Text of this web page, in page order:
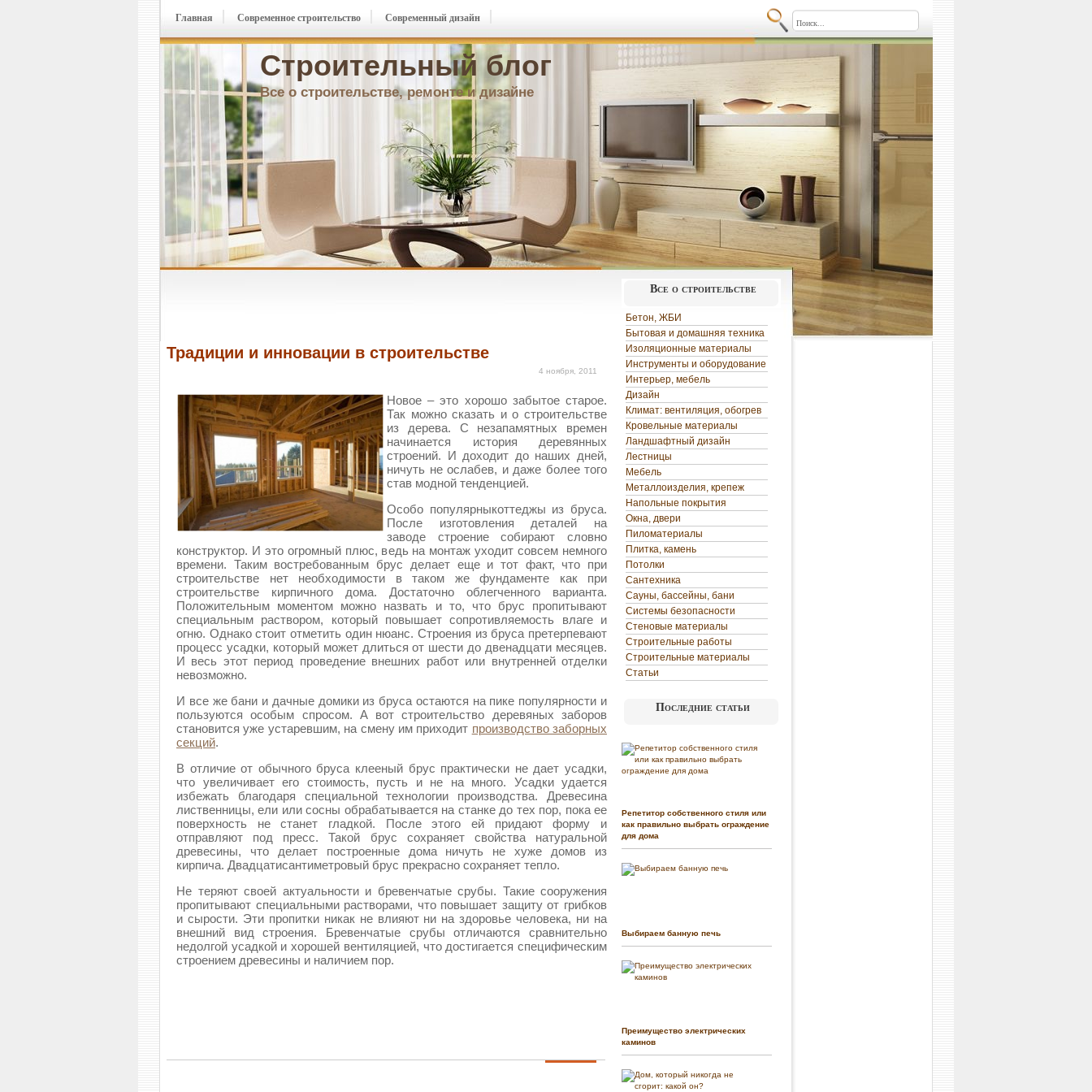
Строительный блог
Все о строительстве, ремонте и дизайне
Главная Современное строительство Современный дизайн
Традиции и инновации в строительстве
4 ноября, 2011
Новое – это хорошо забытое старое.
Так можно сказать и о строительстве
из дерева. С незапамятных времен
начинается история деревянных
строений. И доходит до наших дней,
ничуть не ослабев, и даже более того
став модной тенденцией.
Особо популярныкоттеджы из бруса.
После изготовления деталей на
заводе строение собирают словно
конструктор. И это огромный плюс, ведь на монтаж уходит совсем немного
времени. Таким востребованным брус делает еще и тот факт, что при
строительстве нет необходимости в таком же фундаменте как при
строительстве кирпичного дома. Достаточно облегченного варианта.
Положительным моментом можно назвать и то, что брус пропитывают
специальным раствором, который повышает сопротивляемость влаге и
огню. Однако стоит отметить один нюанс. Строения из бруса претерпевают
процесс усадки, который может длиться от шести до двенадцати месяцев.
И весь этот период проведение внешних работ или внутренней отделки
невозможно.
И все же бани и дачные домики из бруса остаются на пике популярности и
пользуются особым спросом. А вот строительство деревяных заборов
становится уже устаревшим, на смену им приходит производство заборных
секций.
В отличие от обычного бруса клееный брус практически не дает усадки,
что увеличивает его стоимость, пусть и не на много. Усадки удается
избежать благодаря специальной технологии производства. Древесина
лиственницы, ели или сосны обрабатывается на станке до тех пор, пока ее
поверхность не станет гладкой. После этого ей придают форму и
отправляют под пресс. Такой брус сохраняет свойства натуральной
древесины, что делает построенные дома ничуть не хуже домов из
кирпича. Двадцатисантиметровый брус прекрасно сохраняет тепло.
Не теряют своей актуальности и бревенчатые срубы. Такие сооружения
пропитывают специальными растворами, что повышает защиту от грибков
и сырости. Эти пропитки никак не влияют ни на здоровье человека, ни на
внешний вид строения. Бревенчатые срубы отличаются сравнительно
недолгой усадкой и хорошей вентиляцией, что достигается специфическим
строением древесины и наличием пор.
Все о строительстве
Бетон, ЖБИ
Бытовая и домашняя техника
Изоляционные материалы
Инструменты и оборудование
Интерьер, мебель
Дизайн
Климат: вентиляция, обогрев
Кровельные материалы
Ландшафтный дизайн
Лестницы
Мебель
Металлоизделия, крепеж
Напольные покрытия
Окна, двери
Пиломатериалы
Плитка, камень
Потолки
Сантехника
Сауны, бассейны, бани
Системы безопасности
Стеновые материалы
Строительные работы
Строительные материалы
Статьи
Последние статьи
Репетитор собственного стиля или
как правильно выбрать ограждение
для дома
Выбираем банную печь
Преимущество электрических
каминов